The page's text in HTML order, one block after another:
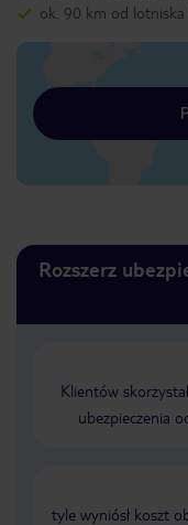
ok. 90 km od
Rozszerz
Klientów
ubezpieczenia
tyle wyniósł koszt